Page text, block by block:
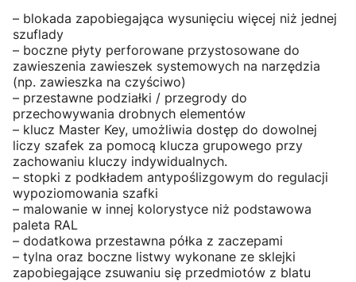
– blokada zapobiegająca wysunięciu więcej niż jednej
szuflady
– boczne płyty perforowane przystosowane do
zawieszenia zawieszek systemowych na narzędzia
(np. zawieszka na czyściwo)
– przestawne podziałki / przegrody do
przechowywania drobnych elementów
– klucz Master Key, umożliwia dostęp do dowolnej
liczy szafek za pomocą klucza grupowego przy
zachowaniu kluczy indywidualnych.
– stopki z podkładem antypoślizgowym do regulacji
wypoziomowania szafki
– malowanie w innej kolorystyce niż podstawowa
paleta RAL
– dodatkowa przestawna półka z zaczepami
– tylna oraz boczne listwy wykonane ze sklejki
zapobiegające zsuwaniu się przedmiotów z blatu